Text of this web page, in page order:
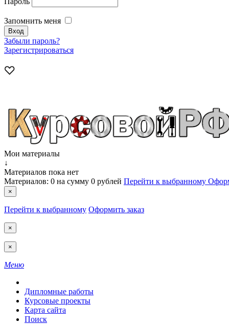
Запомнить меня
Забыли пароль?
Зарегистрироваться
Мои материалы
↓
Материалов пока нет
Материалов: 0 на сумму 0 рублей Перейти к выбранному
×
Перейти к выбранному Оформить заказ
×
×
Меню
Дипломные работы
Курсовые проекты
Карта сайта
Поиск